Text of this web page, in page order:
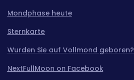
Mondphase heute
Sternkarte
Wurden Sie auf Vollmond geboren?
NextFullMoon on Facebook